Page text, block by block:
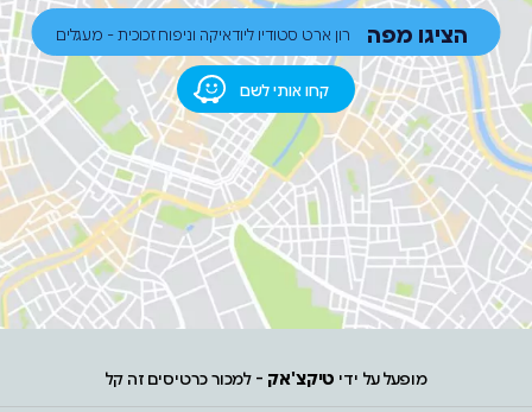
קחו אותי לשם
הציגו מפה רון ארט סטודיו ליודאיקה וניפוח זכוכית - מעגלים
מופעל על ידי טיקצ'אק - למכור כרטיסים זה קל